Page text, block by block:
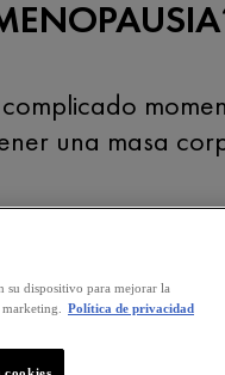
una masa
su dispositivo para mejorar la
Política de privacidad